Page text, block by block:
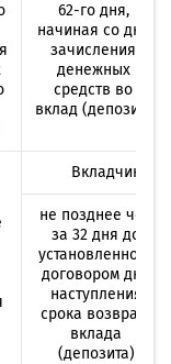
62-го дня,
начиная со дня
зачисления
денежных
средств во
вклад (депозит)
Вкладчик
не позднее чем
за 32 дня до
установленного
договором дня
на­ступления
срока возврата
вклада
(депозита)